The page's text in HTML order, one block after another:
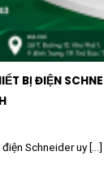
BỊ ĐIỆN
Schneider uy [...]